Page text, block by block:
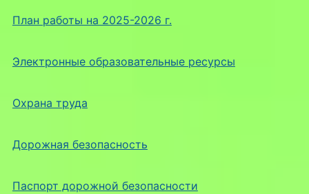
План работы на 2025-2026 г.
Электронные образовательные ресурсы
Охрана труда
Дорожная безопасность
Паспорт дорожной безопасности